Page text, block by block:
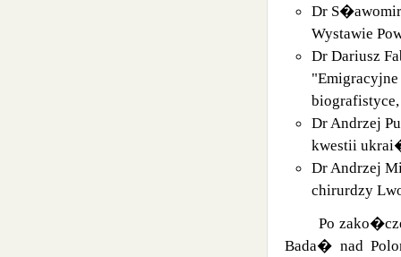
Dr
Wystawie
Dr Dariusz
biografistyce,
Dr Andrzej
kwestii
Dr Andrzej
chirurdzy
Po
Bada� nad